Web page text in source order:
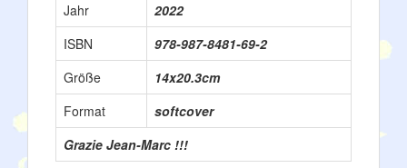
Jahr
2022
ISBN
978-987-8481-69-2
Größe
14x20.3cm
Format
softcover
Grazie Jean-Marc !!!